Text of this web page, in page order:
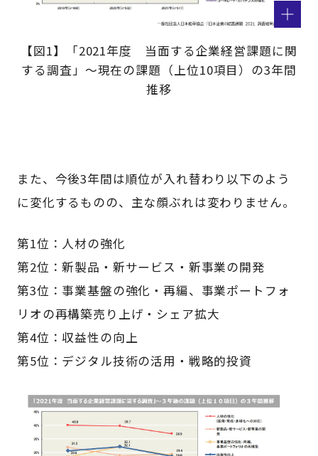
【図1】「2021年度 当面する企業経営課題に関
する調査」～現在の課題（上位10項目）の3年間
推移
また、今後3年間は順位が入れ替わり以下のよう
に変化するものの、主な顔ぶれは変わりません。
第1位：人材の強化
第2位：新製品・新サービス・新事業の開発
第3位：事業基盤の強化・再編、事業ポートフォ
リオの再構築売り上げ・シェア拡大
第4位：収益性の向上
第5位：デジタル技術の活用・戦略的投資